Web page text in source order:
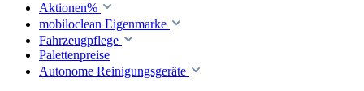
Aktionen%
mobiloclean Eigenmarke
Fahrzeugpflege
Palettenpreise
Autonome Reinigungsgeräte